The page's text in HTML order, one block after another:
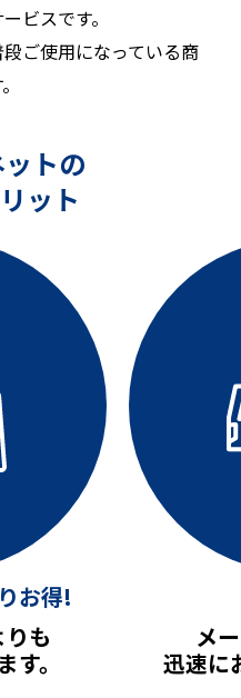
ビスです。
ご使用になっている商
トの
ット
お得!
も
。
メ
迅速に